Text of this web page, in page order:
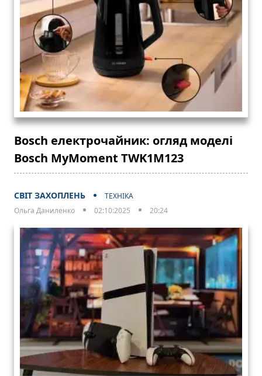
Bosch електрочайник: огляд моделі
Bosch MyMoment TWK1M123
СВІТ ЗАХОПЛЕНЬ
ТЕХНІКА
Ольга Даниленко
02:10:2025 20:24